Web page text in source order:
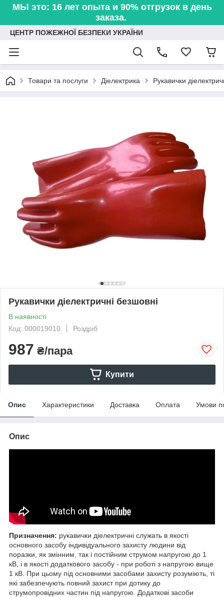
МЫ это: 16 лет опыта и 90% отгрузок в день
заказа.
ЦЕНТР ПОЖЕЖНОЇ БЕЗПЕКИ УКРАЇНИ
Товари та послуги Діелектрика Рукавички
Рукавички діелектричні безшовні
В наявності
Код: 000019010
Роздріб
987 ₴/пара
Купити
Опис Характеристики Доставка Оплата Умови
Опис
Призначення: рукавички діелектричні служать в якості
основного засобу індивідуального захисту людини від
поразки, як змінним, так і постійним струмом напругою до 1
кВ, і в якості додаткового засобу - при роботі з напругою вище
1 кВ. При цьому під основними засобами захисту розуміють, ті
які забезпечують повний захист при дотику до
струмопровідних частин під напругою. Додаткові засоби